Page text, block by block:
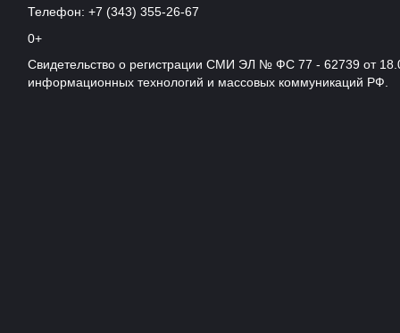
Телефон: +7 (343) 355-26-67
0+
Свидетельство о регистрации СМИ ЭЛ № ФС 77 - 62739 от
информационных технологий и массовых коммуникаций РФ.